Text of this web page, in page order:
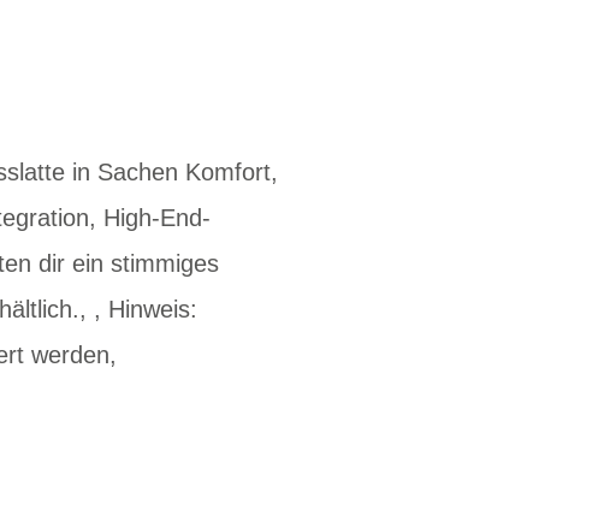
in Sachen Komfort,
High-End-
dir ein stimmiges
, Hinweis:
werden,